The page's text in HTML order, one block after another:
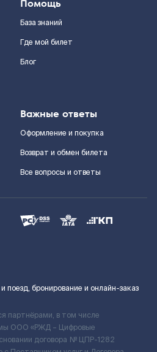
Помощь
База знаний
Где мой билет
Блог
Важные ответы
Оформление и покупка
Возврат и обмен билета
Все вопросы и ответы
бронирование и онлайн-заказ
партнёрами, в том числе
ООО «РЖД – Цифровые
договора № ЦПР-1282